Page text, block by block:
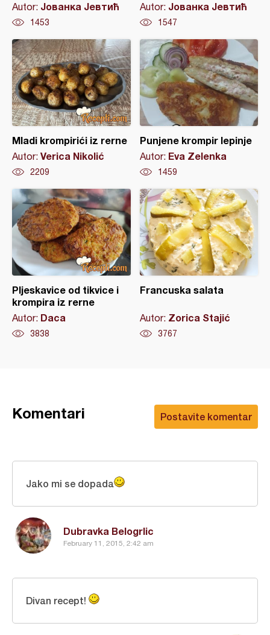
Autor: Јованка Јевтић
1453
Autor: Јованка Јевтић
1547
Mladi krompirići iz rerne
Autor: Verica Nikolić
2209
Punjene krompir lepinje
Autor: Eva Zelenka
1459
Pljeskavice od tikvice i
krompira iz rerne
Autor: Daca
3838
Francuska salata
Autor: Zorica Stajić
3767
Postavite komentar
Komentari
Dubravka Belogrlic
February 11, 2015, 2:42 am
Jako mi se dopada
Divan recept!